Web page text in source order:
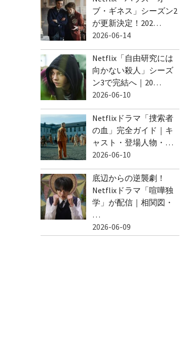
ブ・ギネス」シーズン2
が更新決定！202…
2026-06-14
Netflix「自由研究には
向かない殺人」シーズ
ン3で完結へ｜20…
2026-06-10
Netflixドラマ「捜索者
の血」完全ガイド｜キ
ャスト・登場人物・…
2026-06-10
底辺からの逆襲劇！
Netflixドラマ「喧嘩独
学」が配信｜相関図・
…
2026-06-09